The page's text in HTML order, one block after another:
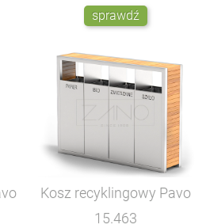
sprawdź
Kosz recyklingowy Pavo
15.463